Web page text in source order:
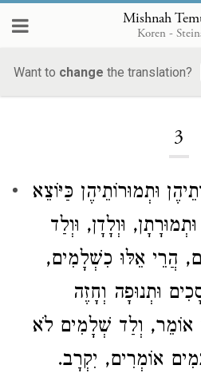
Mishnah
Koren -
Want to change the translation?
3
וּתְמוּרוֹתֵיהֶן כַּיּוֹצֵא
וּוְלָדָן, וּוְלַד
הֲרֵי אֵלּוּ כִשְׁלָמִים,
וּתְנוּפָה וְחָזֶה
אוֹמֵר, וְלַד שְׁלָמִים לֹא
אוֹמְרִים, יִקְרָב.